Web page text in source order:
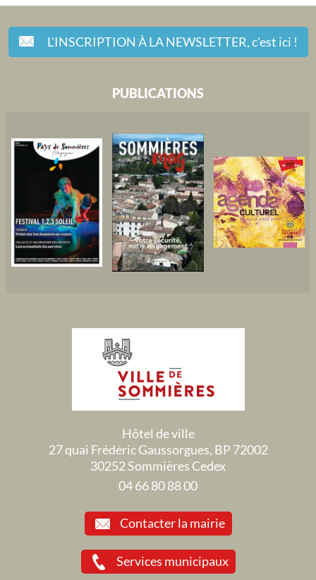
L'INSCRIPTION À LA NEWSLETTER,c'est ici !
PUBLICATIONS
Hôtel de ville
27 quai Frédéric Gaussorgues, BP 72002
30252 Sommières Cedex
04 66 80 88 00
Contacter la mairie
Services municipaux